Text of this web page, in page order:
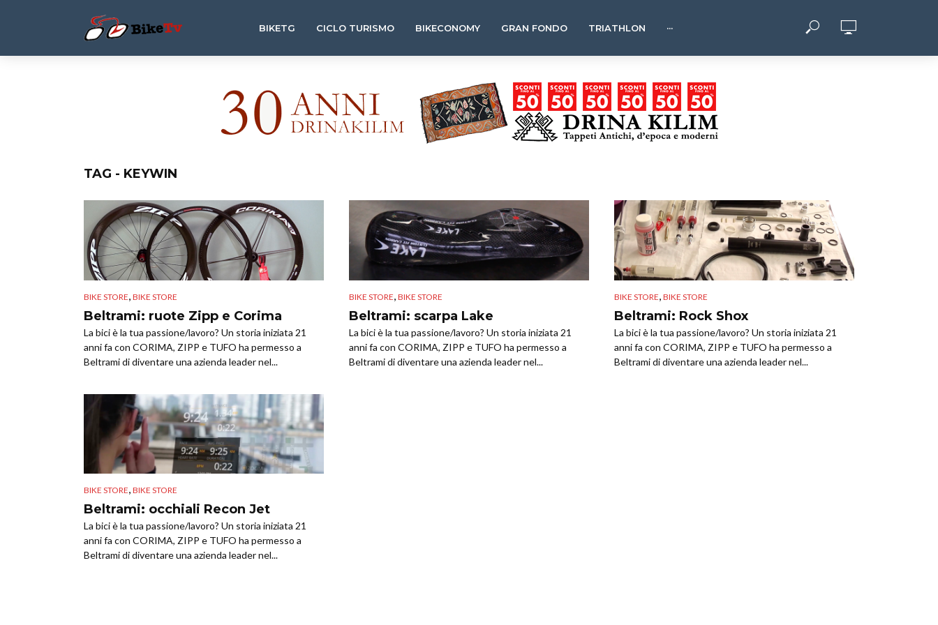
BIKETG CICLO TURISMO BIKECONOMY GRAN FONDO TRIATHLON ···
TAG - KEYWIN
BIKE STORE BIKE STORE
Beltrami: ruote Zipp e Corima
La bici è la tua passione/lavoro? Un storia iniziata 21
anni fa con CORIMA, ZIPP e TUFO ha permesso a
Beltrami di diventare una azienda leader nel...
BIKE STORE BIKE STORE
Beltrami: scarpa Lake
La bici è la tua passione/lavoro? Un storia iniziata 21
anni fa con CORIMA, ZIPP e TUFO ha permesso a
Beltrami di diventare una azienda leader nel...
BIKE STORE BIKE STORE
Beltrami: Rock Shox
La bici è la tua passione/lavoro? Un storia iniziata 21
anni fa con CORIMA, ZIPP e TUFO ha permesso a
Beltrami di diventare una azienda leader nel...
BIKE STORE, BIKE STORE
Beltrami: occhiali Recon Jet
La bici è la tua passione/lavoro? Un storia iniziata 21
anni fa con CORIMA, ZIPP e TUFO ha permesso a
Beltrami di diventare una azienda leader nel...